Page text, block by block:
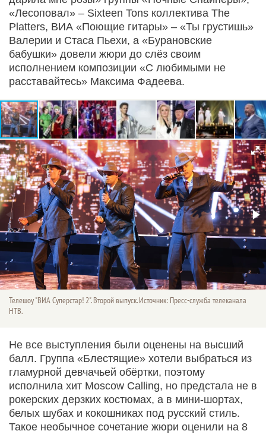
«Лесоповал» – Sixteen Tons коллектива The
Platters, ВИА «Поющие гитары» – «Ты грустишь»
Валерии и Стаса Пьехи, а «Бурановские
бабушки» довели жюри до слёз своим
исполнением композиции «С любимыми не
расставайтесь» Максима Фадеева.
Телешоу "ВИА Суперстар! 2". Второй выпуск. Источник: Пресс-служба телеканала
НТВ.
Не все выступления были оценены на высший
балл. Группа «Блестящие» хотели выбраться из
гламурной девчачьей обёртки, поэтому
исполнила хит Moscow Сalling, но предстала не в
рокерских дерзких костюмах, а в мини-шортах,
белых шубах и кокошниках под русский стиль.
Такое необычное сочетание жюри оценили на 8